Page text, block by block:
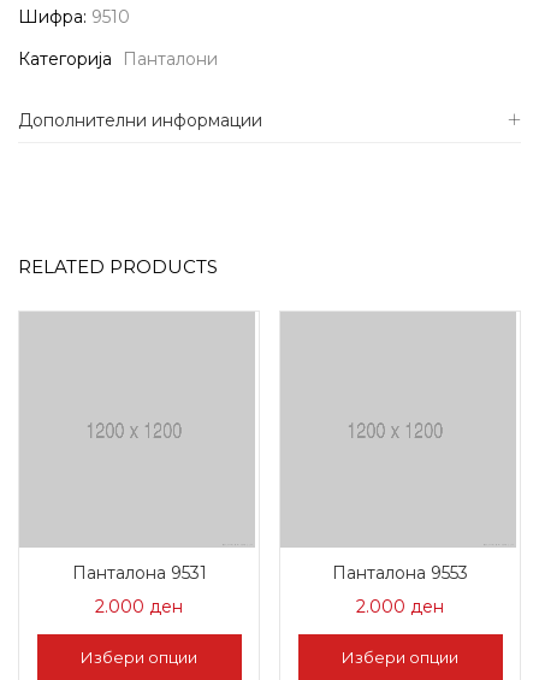
Шифра: 9510
Категорија
Панталони
Дополнителни информации
RELATED PRODUCTS
Панталона 9531
2.000 ден
Избери опции
Панталона 9553
2.000 ден
Избери опции